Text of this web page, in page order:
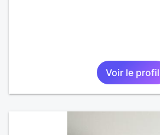
Voir le profil